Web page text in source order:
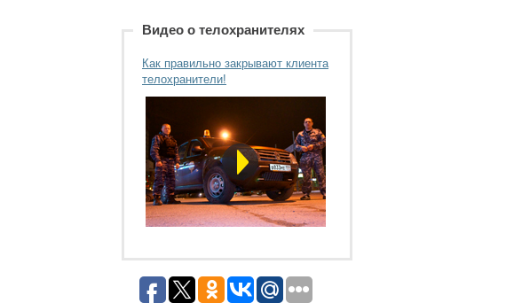
Видео о телохранителях
Как правильно закрывают клиента
телохранители!